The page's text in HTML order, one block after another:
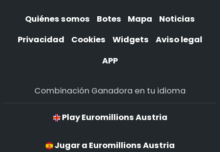
Quiénes somos Botes Mapa
Noticias
Privacidad
Cookies Widgets
Aviso legal
APP
Combinación Ganadora en tu idioma
Play Euromillions Austria
Jugar a Euromillions Austria